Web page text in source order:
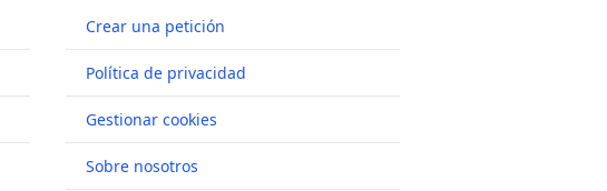
Crear una petición
Política de privacidad
Gestionar cookies
Sobre nosotros